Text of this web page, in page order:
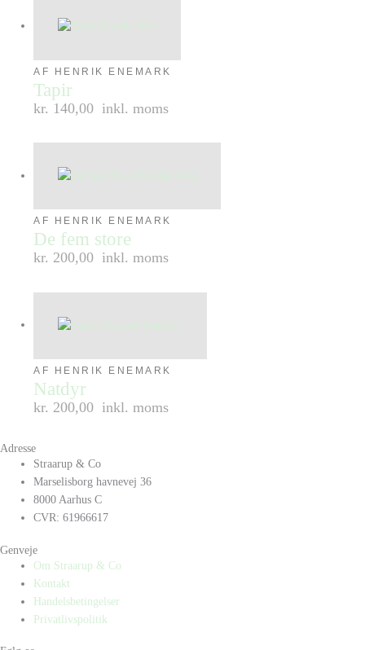
AF HENRIK ENEMARK
Tapir
kr. 140,00 inkl. moms
AF HENRIK ENEMARK
De fem store
kr. 200,00 inkl. moms
AF HENRIK ENEMARK
Natdyr
kr. 200,00 inkl. moms
Adresse
Straarup & Co
Marselisborg havnevej 36
8000 Aarhus C
CVR: 61966617
Genveje
Om Straarup & Co
Kontakt
Handelsbetingelser
Privatlivspolitik